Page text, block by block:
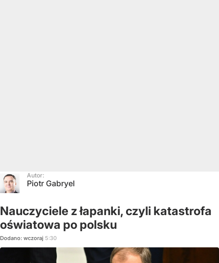
Autor:
Piotr Gabryel
Nauczyciele z łapanki, czyli katastrofa
oświatowa po polsku
Dodano: wczoraj 5:30